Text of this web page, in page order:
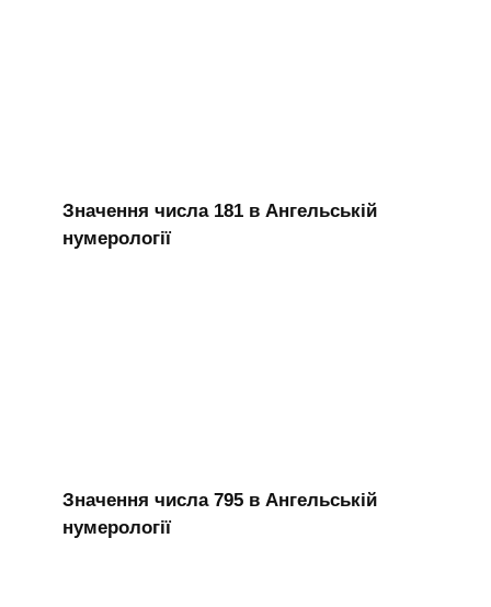
Значення числа 181 в Ангельській
нумерології
Значення числа 795 в Ангельській
нумерології